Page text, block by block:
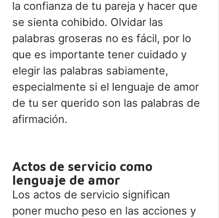
la confianza de tu pareja y hacer que
se sienta cohibido. Olvidar las
palabras groseras no es fácil, por lo
que es importante tener cuidado y
elegir las palabras sabiamente,
especialmente si el lenguaje de amor
de tu ser querido son las palabras de
afirmación.
Actos de servicio como
lenguaje de amor
Los actos de servicio significan
poner mucho peso en las acciones y